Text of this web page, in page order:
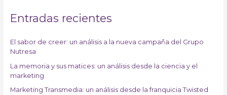
a
p
o
r
:
Entradas recientes
El sabor de creer: un análisis a la nueva campaña del Grupo
Nutresa
La memoria y sus matices: un análisis desde la ciencia y el
marketing
Marketing Transmedia: un análisis desde la franquicia Twisted